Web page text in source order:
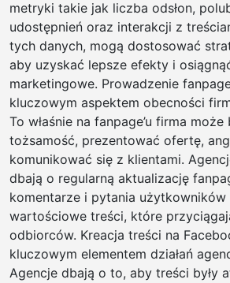
metryki takie jak liczba odsłon,
udostępnień oraz interakcji z
tych danych, mogą dostosować
aby uzyskać lepsze efekty i
marketingowe. Prowadzenie
kluczowym aspektem obecności
To właśnie na fanpage’u firma
tożsamość, prezentować ofertę,
komunikować się z klientami.
dbają o regularną aktualizację
komentarze i pytania
wartościowe treści, które
odbiorców. Kreacja treści na
kluczowym elementem działań
Agencje dbają o to, aby treści były